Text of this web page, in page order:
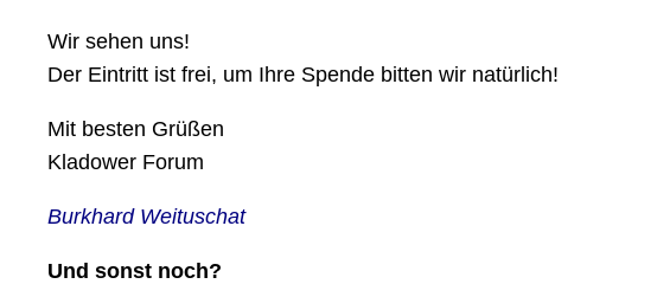
Wir sehen uns!
Der Eintritt ist frei, um Ihre Spende bitten wir natürlich!
Mit besten Grüßen
Kladower Forum
Burkhard Weituschat
Und sonst noch?